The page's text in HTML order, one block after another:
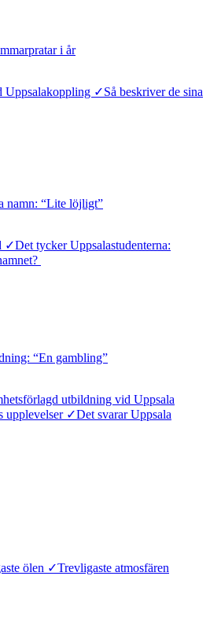
i år
Uppsalakoppling ✓Så beskriver de sina
namn: “Lite löjligt”
tycker Uppsalastudenterna:
“En gambling”
utbildning vid Uppsala
upplevelser ✓Det svarar Uppsala
ölen ✓Trevligaste atmosfären